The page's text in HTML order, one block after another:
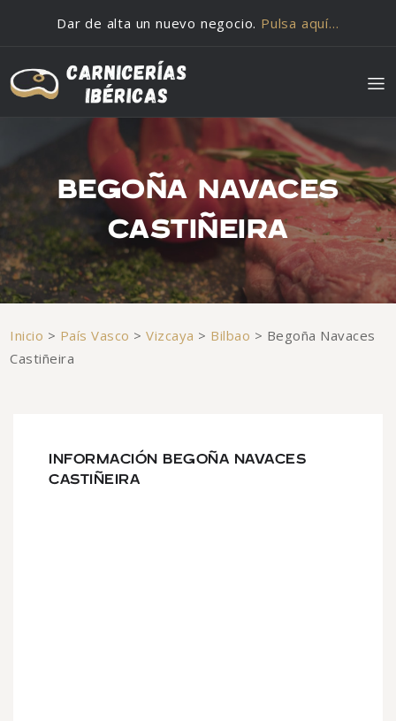
Dar de alta un nuevo negocio. Pulsa aquí…
BEGOÑA NAVACES
CASTIÑEIRA
Inicio > País Vasco >Vizcaya > Bilbao > Begoña Navaces
Castiñeira
INFORMACIÓN BEGOÑA NAVACES
CASTIÑEIRA